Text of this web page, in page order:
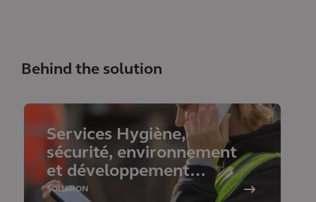
Behind the solution
Services Hygiène,
sécurité, environnement
et développement
durable numériques
SOLUTION